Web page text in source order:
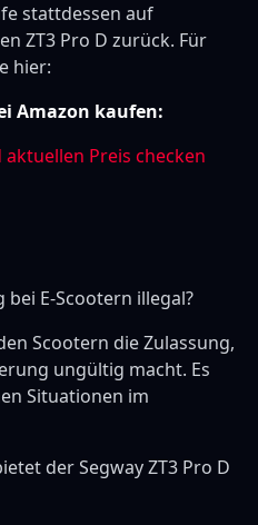
stattdessen auf
ZT3 Pro D zurück. Für
hier:
Amazon kaufen:
Preis checken
E-Scootern illegal?
Scootern die Zulassung,
ungültig macht. Es
Situationen im
der Segway ZT3 Pro D